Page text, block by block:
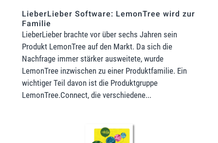
LieberLieber Software: LemonTree wird zur
Familie
LieberLieber brachte vor über sechs Jahren sein
Produkt LemonTree auf den Markt. Da sich die
Nachfrage immer stärker ausweitete, wurde
LemonTree inzwischen zu einer Produktfamilie. Ein
wichtiger Teil davon ist die Produktgruppe
LemonTree.Connect, die verschiedene...